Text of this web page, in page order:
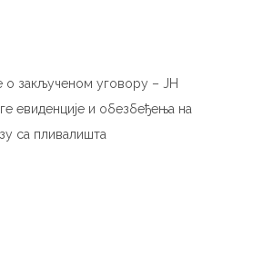
закљученом уговору – ЈН
евиденције и обезбеђења на
са пливалишта